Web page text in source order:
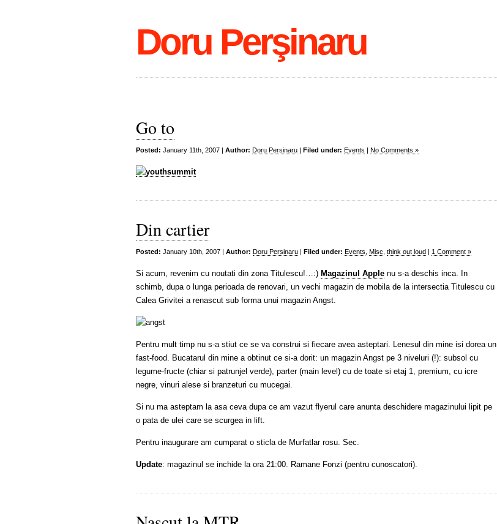
Doru Perşinaru
Go to
Posted: January 11th, 2007 | Author: Doru Persinaru | Filed under: Events | No Comments »
Din cartier
Posted: January 10th, 2007 | Author: Doru Persinaru | Filed under: Events Misc think out loud | 1 Comment »
Si acum, revenim cu noutati din zona Titulescu!…:) Magazinul Apple nu s-a deschis inca. In
schimb, dupa o lunga perioada de renovari, un vechi magazin de mobila de la intersectia Titulescu cu
Calea Grivitei a renascut sub forma unui magazin Angst.
Pentru mult timp nu s-a stiut ce se va construi si fiecare avea asteptari. Lenesul din mine isi dorea un
fast-food. Bucatarul din mine a obtinut ce si-a dorit: un magazin Angst pe 3 niveluri (!): subsol cu
legume-fructe (chiar si patrunjel verde), parter (main level) cu de toate si etaj 1, premium, cu icre
negre, vinuri alese si branzeturi cu mucegai.
Si nu ma asteptam la asa ceva dupa ce am vazut flyerul care anunta deschidere magazinului lipit pe
o pata de ulei care se scurgea in lift.
Pentru inaugurare am cumparat o sticla de Murfatlar rosu. Sec.
Update: magazinul se inchide la ora 21:00. Ramane Fonzi (pentru cunoscatori).